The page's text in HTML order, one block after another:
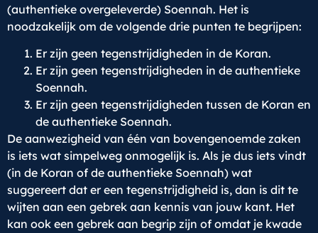
(authentieke overgeleverde) Soennah. Het is
noodzakelijk om de volgende drie punten te begrijpen:
Er zijn geen tegenstrijdigheden in de Koran.
Er zijn geen tegenstrijdigheden in de authentieke
Soennah.
Er zijn geen tegenstrijdigheden tussen de Koran en
de authentieke Soennah.
De aanwezigheid van één van bovengenoemde zaken
is iets wat simpelweg onmogelijk is. Als je dus iets vindt
(in de Koran of de authentieke Soennah) wat
suggereert dat er een tegenstrijdigheid is, dan is dit te
wijten aan een gebrek aan kennis van jouw kant. Het
kan ook een gebrek aan begrip zijn of omdat je kwade